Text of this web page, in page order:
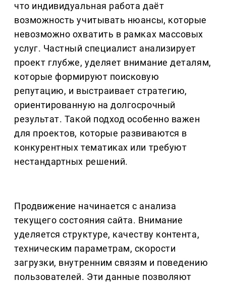
что индивидуальная работа даёт
возможность учитывать нюансы, которые
невозможно охватить в рамках массовых
услуг. Частный специалист анализирует
проект глубже, уделяет внимание деталям,
которые формируют поисковую
репутацию, и выстраивает стратегию,
ориентированную на долгосрочный
результат. Такой подход особенно важен
для проектов, которые развиваются в
конкурентных тематиках или требуют
нестандартных решений.
Продвижение начинается с анализа
текущего состояния сайта. Внимание
уделяется структуре, качеству контента,
техническим параметрам, скорости
загрузки, внутренним связям и поведению
пользователей. Эти данные позволяют